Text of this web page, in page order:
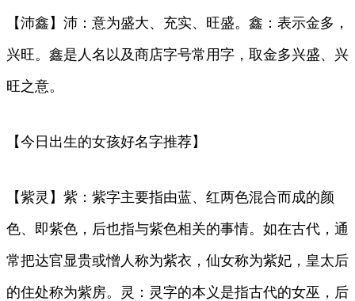
【沛鑫】沛：意为盛大、充实、旺盛。鑫：表示金多，
兴旺。鑫是人名以及商店字号常用字，取金多兴盛、兴
旺之意。
【今日出生的女孩好名字推荐】
【紫灵】紫：紫字主要指由蓝、红两色混合而成的颜
色、即紫色，后也指与紫色相关的事情。如在古代，通
常把达官显贵或憎人称为紫衣，仙女称为紫妃，皇太后
的住处称为紫房。灵：灵字的本义是指古代的女巫，后